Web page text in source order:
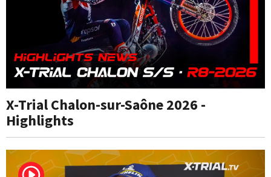
X-Trial Chalon-sur-Saône 2026 -
Highlights